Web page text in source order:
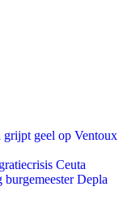
geel op Ventoux
Ceuta
Depla